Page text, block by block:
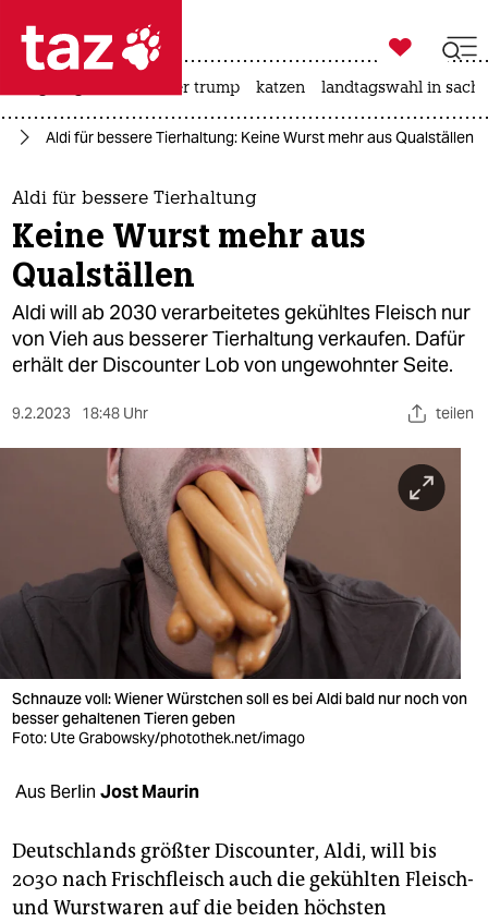
 taz zahl ich
taz zahl ich
themen
politik
öko
gesellschaft
sport
wahrheit
verlag
verlag
veranstaltungen
unterstützen
abo

taz zahl ich
usa unter trump katzen landtagswahl in
Aldi für bessere Tierhaltung: Keine Wurst mehr aus Qualställen
Aldi für bessere Tierhaltung
Keine Wurst mehr aus
Qualställen
Aldi will ab 2030 verarbeitetes gekühltes Fleisch nur
von Vieh aus besserer Tierhaltung verkaufen. Dafür
erhält der Discounter Lob von ungewohnter Seite.
9.2.2023 18:48 Uhr teilen
Schnauze voll: Wiener Würstchen soll es bei Aldi bald nur noch von
besser gehaltenen Tieren geben
Foto: Ute Grabowsky/photothek.net/imago
Aus Berlin Jost Maurin
Deutschlands größter Discounter, Aldi, will bis
2030 nach Frischfleisch auch die gekühlten Fleisch-
und Wurstwaren auf die beiden höchsten